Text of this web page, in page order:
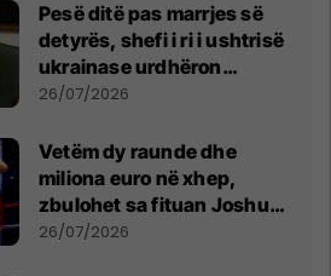
Pesë ditë pas marrjes së
detyrës, shefi i ri i ushtrisë
ukrainase urdhëron
kontroll të madh
26/07/2026
Vetëm dy raunde dhe
miliona euro në xhep,
zbulohet sa fituan Joshua
e Prenga
26/07/2026